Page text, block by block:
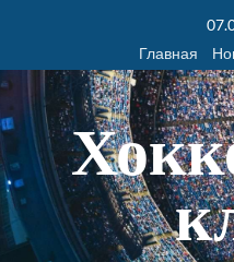
Главная